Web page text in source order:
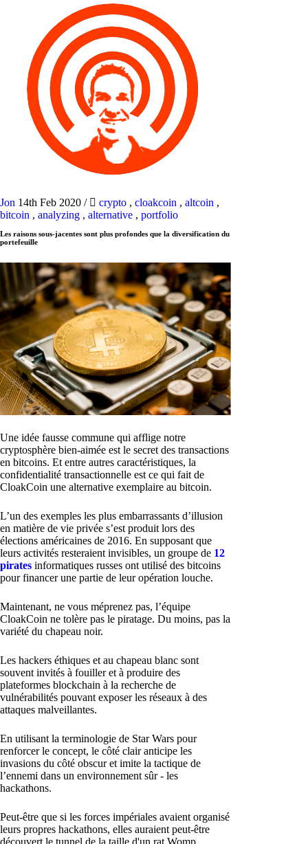
Jon 14th Feb 2020 / crypto , cloakcoin , altcoin ,
bitcoin , analyzing , alternative , portfolio
Les raisons sous-jacentes sont plus profondes que la diversification du
portefeuille
Une idée fausse commune qui afflige notre
cryptosphère bien-aimée est le secret des transactions
en bitcoins. Et entre autres caractéristiques, la
confidentialité transactionnelle est ce qui fait de
CloakCoin une alternative exemplaire au bitcoin.
L’un des exemples les plus embarrassants d’illusion
en matière de vie privée s’est produit lors des
élections américaines de 2016. En supposant que
leurs activités resteraient invisibles, un groupe de 12
pirates informatiques russes ont utilisé des bitcoins
pour financer une partie de leur opération louche.
Maintenant, ne vous méprenez pas, l’équipe
CloakCoin ne tolère pas le piratage. Du moins, pas la
variété du chapeau noir.
Les hackers éthiques et au chapeau blanc sont
souvent invités à fouiller et à produire des
plateformes blockchain à la recherche de
vulnérabilités pouvant exposer les réseaux à des
attaques malveillantes.
En utilisant la terminologie de Star Wars pour
renforcer le concept, le côté clair anticipe les
invasions du côté obscur et imite la tactique de
l’ennemi dans un environnement sûr - les
hackathons.
Peut-être que si les forces impériales avaient organisé
leurs propres hackathons, elles auraient peut-être